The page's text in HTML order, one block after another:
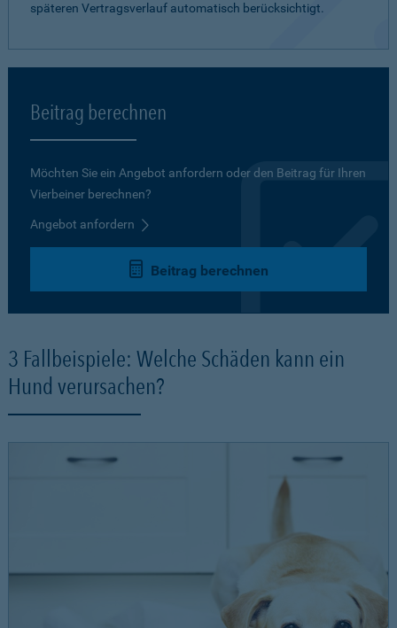
späteren Vertragsverlauf automatisch berücksichtigt.
Beitrag berechnen
Möchten Sie ein Angebot anfordern oder den Beitrag für Ihren
Vierbeiner berechnen?
Angebot anfordern
Beitrag berechnen
3 Fallbeispiele: Welche Schäden kann ein
Hund verursachen?